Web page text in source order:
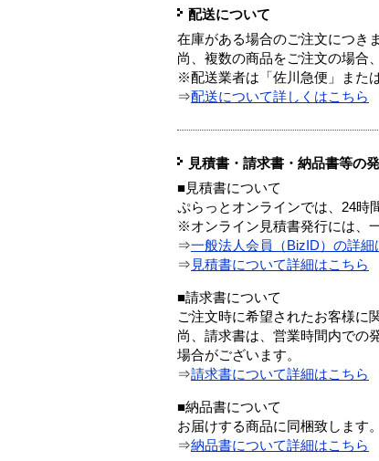
配送について
在庫がある場合のご注文につき
尚、複数の商品をご注文の場合
※配送業者は「佐川急便」また
⇒配送について詳しくはこちら
見積書・請求書・納品書等の
■見積書について
ぷらっとオンラインでは、24時
※オンライン見積書発行には、
⇒一般法人会員（BizID）の詳細
⇒ 見積書について詳細はこちら
■請求書について
ご注文時に希望されたお客様に
尚、請求書は、営業時間内での
場合がございます。
⇒請求書について詳細はこちら
■納品書について
お届けする商品に同梱致します。
⇒納品書について詳細はこちら